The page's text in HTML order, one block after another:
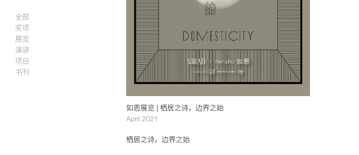
全部
奖项
展览
演讲
项目
书刊
如恩展览 | 栖居之诗，边界之始
April 2021
栖居之诗，边界之始